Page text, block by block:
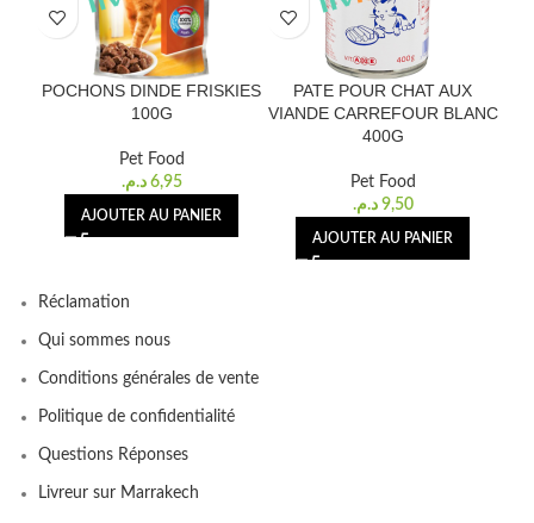
POCHONS DINDE FRISKIES
100G
Pet Food
6,95 د.م.
AJOUTER AU PANIER
PATE POUR CHAT AUX
VIANDE CARREFOUR BLANC
400G
Pet Food
9,50 د.م.
AJOUTER AU PANIER
Réclamation
Qui sommes nous
Conditions générales de vente
Politique de confidentialité
Questions Réponses
Livreur sur Marrakech